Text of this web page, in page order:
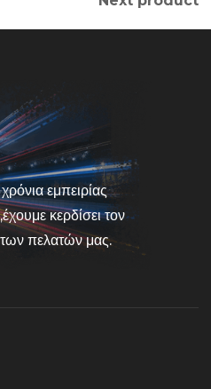
εμπειρίας
κερδίσει τον
των πελατών μας.